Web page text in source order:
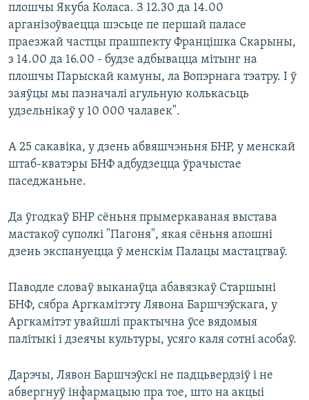
плошчы Якуба Коласа. З 12.30 да 14.00
арганізоўваецца шэсьце пе першай паласе
праезжай частцы прашпекту Францішка Скарыны,
з 14.00 да 16.00 - будзе адбывацца мітынг на
плошчы Парыскай камуны, ла Вопэрнага тэатру. І ў
заяўцы мы пазначалі агульную колькасьць
удзельнікаў у 10 000 чалавек".
А 25 сакавіка, у дзень абвяшчэньня БНР, у менскай
штаб-кватэры БНФ адбудзецца ўрачыстае
паседжаньне.
Да ўгодкаў БНР сёньня прымеркаваная выстава
мастакоў суполкі "Пагоня", якая сёньня апошні
дзень экспануецца ў менскім Палацы мастацтваў.
Паводле словаў выканаўца абавязкаў Старшыні
БНФ, сябра Аргкамітэту Лявона Баршчэўскага, у
Аргкамітэт увайшлі практычна ўсе вядомыя
палітыкі і дзеячы культуры, усяго каля сотні асобаў.
Дарэчы, Лявон Баршчэўскі не падцьвердзіў і не
абвергнуў інфармацыю пра тое, што на акцыі